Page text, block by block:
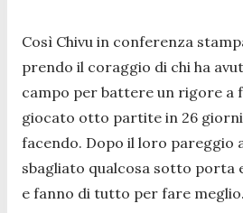
Così Chivu in conferenza
prendo il coraggio di chi ha
campo per battere un rigore a
giocato otto partite in 26
facendo. Dopo il loro pareggio
sbagliato qualcosa sotto porta
e fanno di tutto per fare